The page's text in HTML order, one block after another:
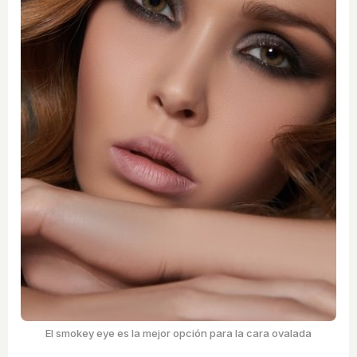
El smokey eye es la mejor opción para la cara ovalada